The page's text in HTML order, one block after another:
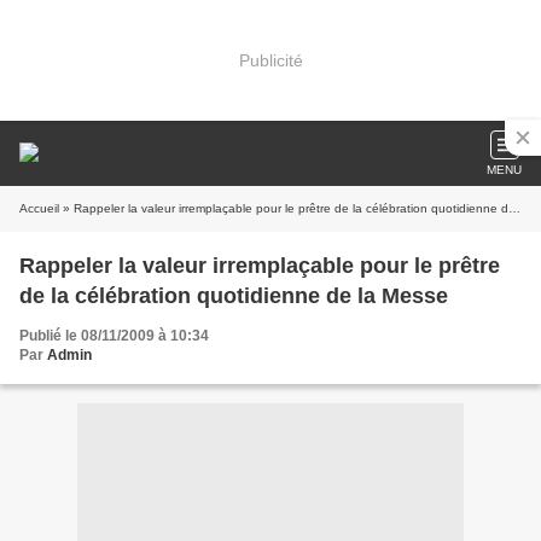
Publicité
MENU
Accueil » Rappeler la valeur irremplaçable pour le prêtre de la célébration quotidienne de la Messe
Rappeler la valeur irremplaçable pour le prêtre
de la célébration quotidienne de la Messe
Publié le 08/11/2009 à 10:34
Par Admin